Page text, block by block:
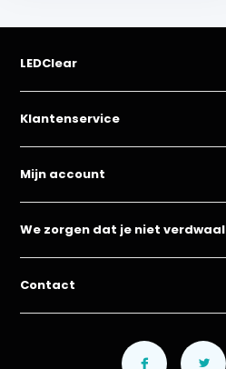
LEDClear
Klantenservice
Mijn account
We zorgen dat je niet verdwaal
Contact